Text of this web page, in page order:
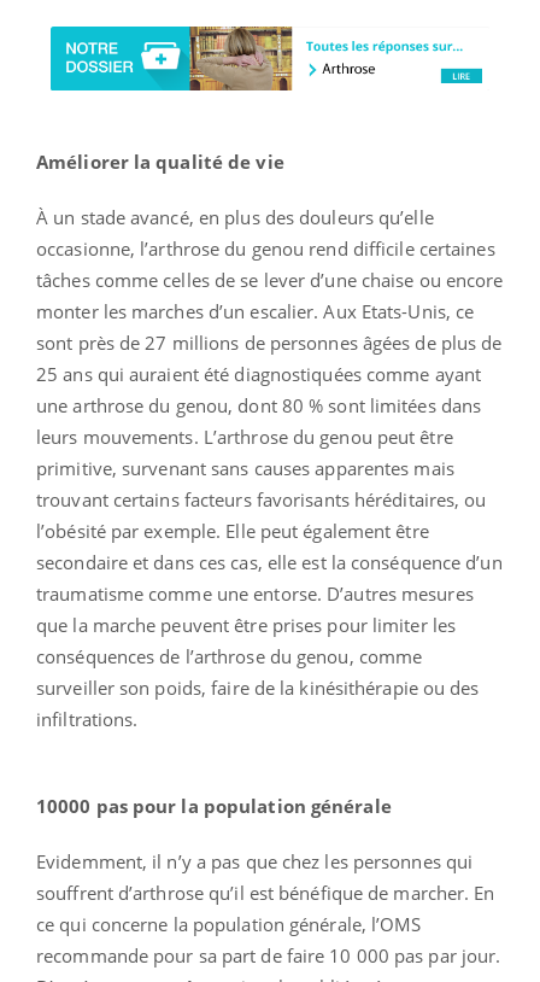
Améliorer la qualité de vie
À un stade avancé, en plus des douleurs qu’elle
occasionne, l’arthrose du genou rend difficile certaines
tâches comme celles de se lever d’une chaise ou encore
monter les marches d’un escalier. Aux Etats-Unis, ce
sont près de 27 millions de personnes âgées de plus de
25 ans qui auraient été diagnostiquées comme ayant
une arthrose du genou, dont 80 % sont limitées dans
leurs mouvements. L’arthrose du genou peut être
primitive, survenant sans causes apparentes mais
trouvant certains facteurs favorisants héréditaires, ou
l’obésité par exemple. Elle peut également être
secondaire et dans ces cas, elle est la conséquence d’un
traumatisme comme une entorse. D’autres mesures
que la marche peuvent être prises pour limiter les
conséquences de l’arthrose du genou, comme
surveiller son poids, faire de la kinésithérapie ou des
infiltrations.
10000 pas pour la population générale
Evidemment, il n’y a pas que chez les personnes qui
souffrent d’arthrose qu’il est bénéfique de marcher. En
ce qui concerne la population générale, l’OMS
recommande pour sa part de faire 10 000 pas par jour.